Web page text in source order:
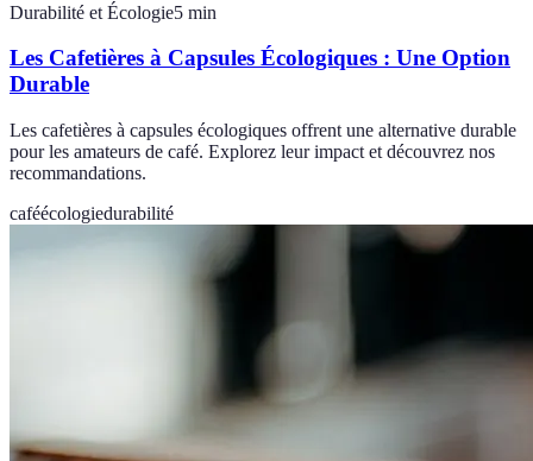
Durabilité et Écologie5 min
Les Cafetières à Capsules Écologiques : Une Option
Durable
Les cafetières à capsules écologiques offrent une alternative durable
pour les amateurs de café. Explorez leur impact et découvrez nos
recommandations.
caféécologiedurabilité